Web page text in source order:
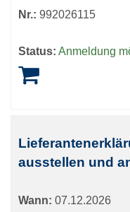
Nr.: 992026115
Status: Anmeldung
ausstellen und
Wann: 07.12.2026